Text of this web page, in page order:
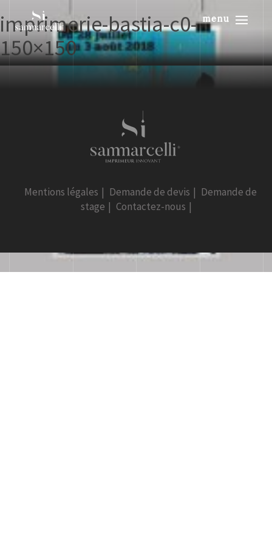
menu
imprimerie-bastia-c0-
150×150
Mentions légales | Demande de devis | Demande de
stage | Contactez-nous |